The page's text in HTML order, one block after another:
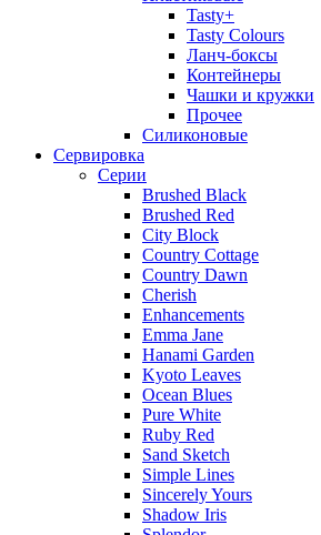
Tasty+
Tasty Colours
Ланч-боксы
Контейнеры
Чашки и кружки
Прочее
Силиконовые
Сервировка
Серии
Brushed Black
Brushed Red
City Block
Country Cottage
Country Dawn
Cherish
Enhancements
Emma Jane
Hanami Garden
Kyoto Leaves
Ocean Blues
Pure White
Ruby Red
Sand Sketch
Simple Lines
Sincerely Yours
Shadow Iris